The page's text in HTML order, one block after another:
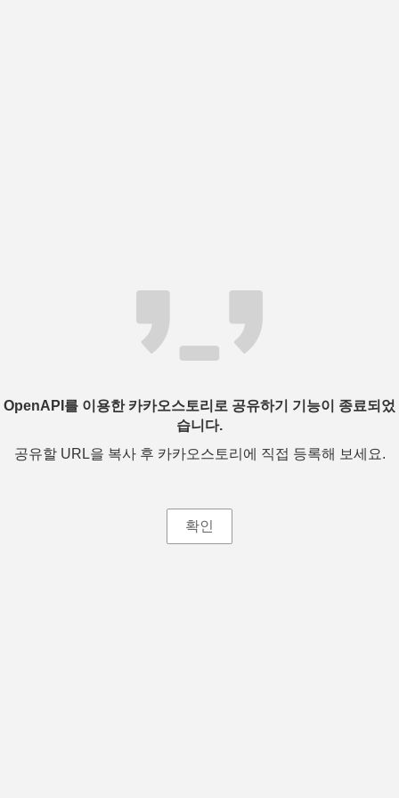
OpenAPI를 이용한 카카오스토리로 공유하기 기능이 종료되었
습니다.
공유할 URL을 복사 후 카카오스토리에 직접 등록해 보세요.
확인